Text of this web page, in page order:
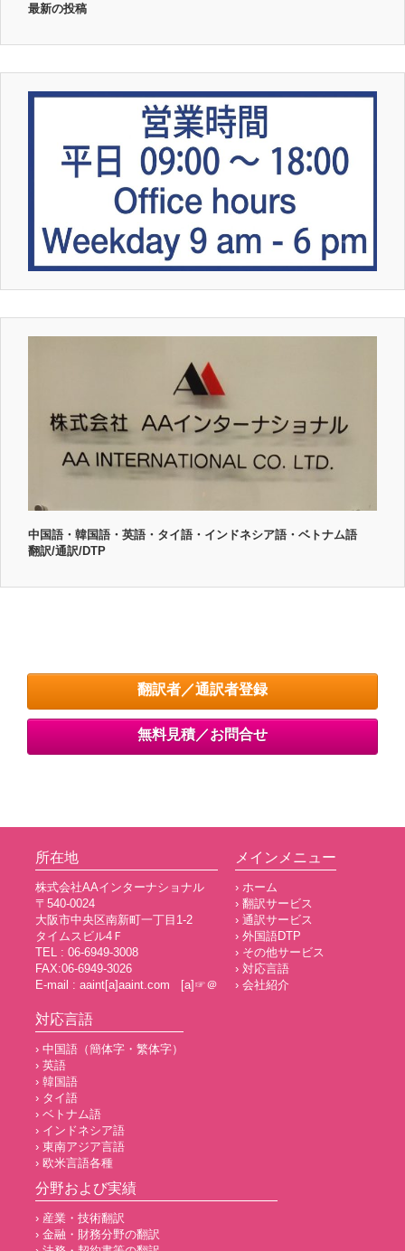
最新の投稿
中国語・韓国語・英語・タイ語・インドネシア語・ベトナム語
翻訳/通訳/DTP
翻訳者／通訳者登録
無料見積／お問合せ
所在地
株式会社AAインターナショナル
〒540-0024
大阪市中央区南新町一丁目1-2
タイムスビル4Ｆ
TEL : 06-6949-3008
FAX:06-6949-3026
E-mail : aaint[a]aaint.com [a]☞＠
メインメニュー
› ホーム
› 翻訳サービス
› 通訳サービス
› 外国語DTP
› その他サービス
› 対応言語
› 会社紹介
対応言語
› 中国語（簡体字・繁体字）
› 英語
› 韓国語
› タイ語
› ベトナム語
› インドネシア語
› 東南アジア言語
› 欧米言語各種
分野および実績
› 産業・技術翻訳
› 金融・財務分野の翻訳